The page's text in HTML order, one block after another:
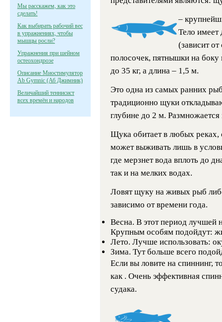
Мы расскажем, как это
сделать!
Как выбирать рабочий вес
в упражнениях, чтобы
мышцы росли?
Упражнения при шейном
остеохондрозе
Описание Миостимулятор
Ab Gymnic (Аб Джимник)
Величайший теннисист
всех времён и народов
–
Тело имеет
(зависит
полосочек, пятнышки на
до 35 кг, а длина – 1,5 м.
Это одна из самых ранних
традиционно щуки
глубине до 2 м.
Щука обитает в любых
может выживать лишь в
где мерзнет вода вплоть до
так и на мелких водах.
Ловят щуку на живых рыб
зависимо от времени года.
Весна. В этот период лучшей
Крупным особям подойдут:
Лето. Лучше использовать:
Зима. Тут больше всего
Если вы ловите на спиннинг,
как . Очень эффективная
судака.